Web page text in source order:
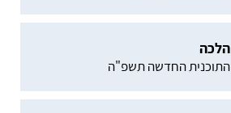
הלכה
התוכנית החדשה תשפ"ה